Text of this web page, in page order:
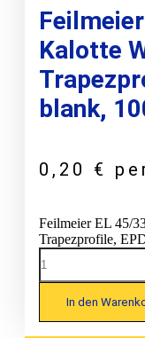
Kalotte
blank,
0,20 €
Feilmeier EL 45/
Trapezprofile,
In den